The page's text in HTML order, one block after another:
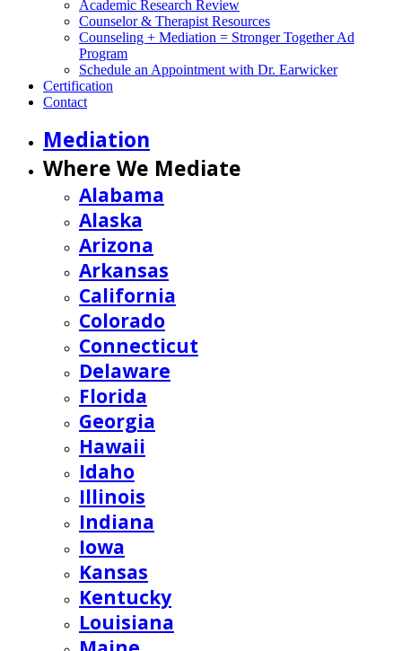
Academic Research Review
Counselor & Therapist Resources
Counseling + Mediation = Stronger Together Ad
Program
Schedule an Appointment with Dr. Earwicker
Certification
Contact
Mediation
Where We Mediate
Alabama
Alaska
Arizona
Arkansas
California
Colorado
Connecticut
Delaware
Florida
Georgia
Hawaii
Idaho
Illinois
Indiana
Iowa
Kansas
Kentucky
Louisiana